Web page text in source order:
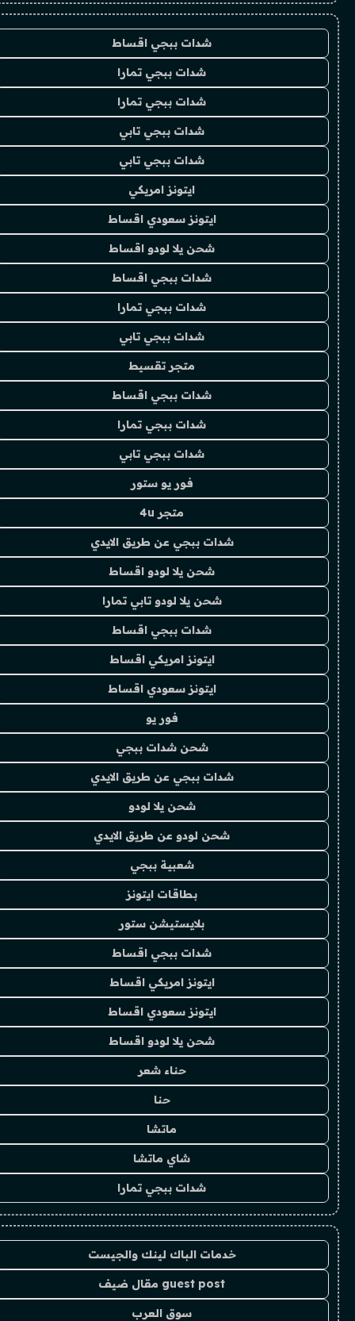
شدات ببجي اقساط
شدات ببجي تمارا
شدات ببجي تمارا
شدات ببجي تابي
شدات ببجي تابي
ايتونز امريكي
ايتونز سعودي اقساط
شحن يلا لودو اقساط
شدات ببجي اقساط
شدات ببجي تمارا
شدات ببجي تابي
متجر تقسيط
شدات ببجي اقساط
شدات ببجي تمارا
شدات ببجي تابي
فور يو ستور
متجر 4u
شدات ببجي عن طريق الايدي
شحن يلا لودو اقساط
شحن يلا لودو تابي تمارا
شدات ببجي اقساط
ايتونز امريكي اقساط
ايتونز سعودي اقساط
فور يو
شحن شدات ببجي
شدات ببجي عن طريق الايدي
شحن يلا لودو
شحن لودو عن طريق الايدي
شعبية ببجي
بطاقات ايتونز
بلايستيشن ستور
شدات ببجي اقساط
ايتونز امريكي اقساط
ايتونز سعودي اقساط
شحن يلا لودو اقساط
حناء شعر
حنا
ماتشا
شاي ماتشا
شدات ببجي تمارا
خدمات الباك لينك والجيست
guest post مقال ضيف
سوق العرب